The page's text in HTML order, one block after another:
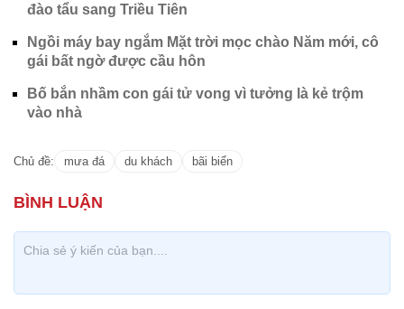
đào tẩu sang Triều Tiên
Ngồi máy bay ngắm Mặt trời mọc chào Năm mới, cô
gái bất ngờ được cầu hôn
Bố bắn nhầm con gái tử vong vì tưởng là kẻ trộm
vào nhà
Chủ đề: mưa đá du khách bãi biển